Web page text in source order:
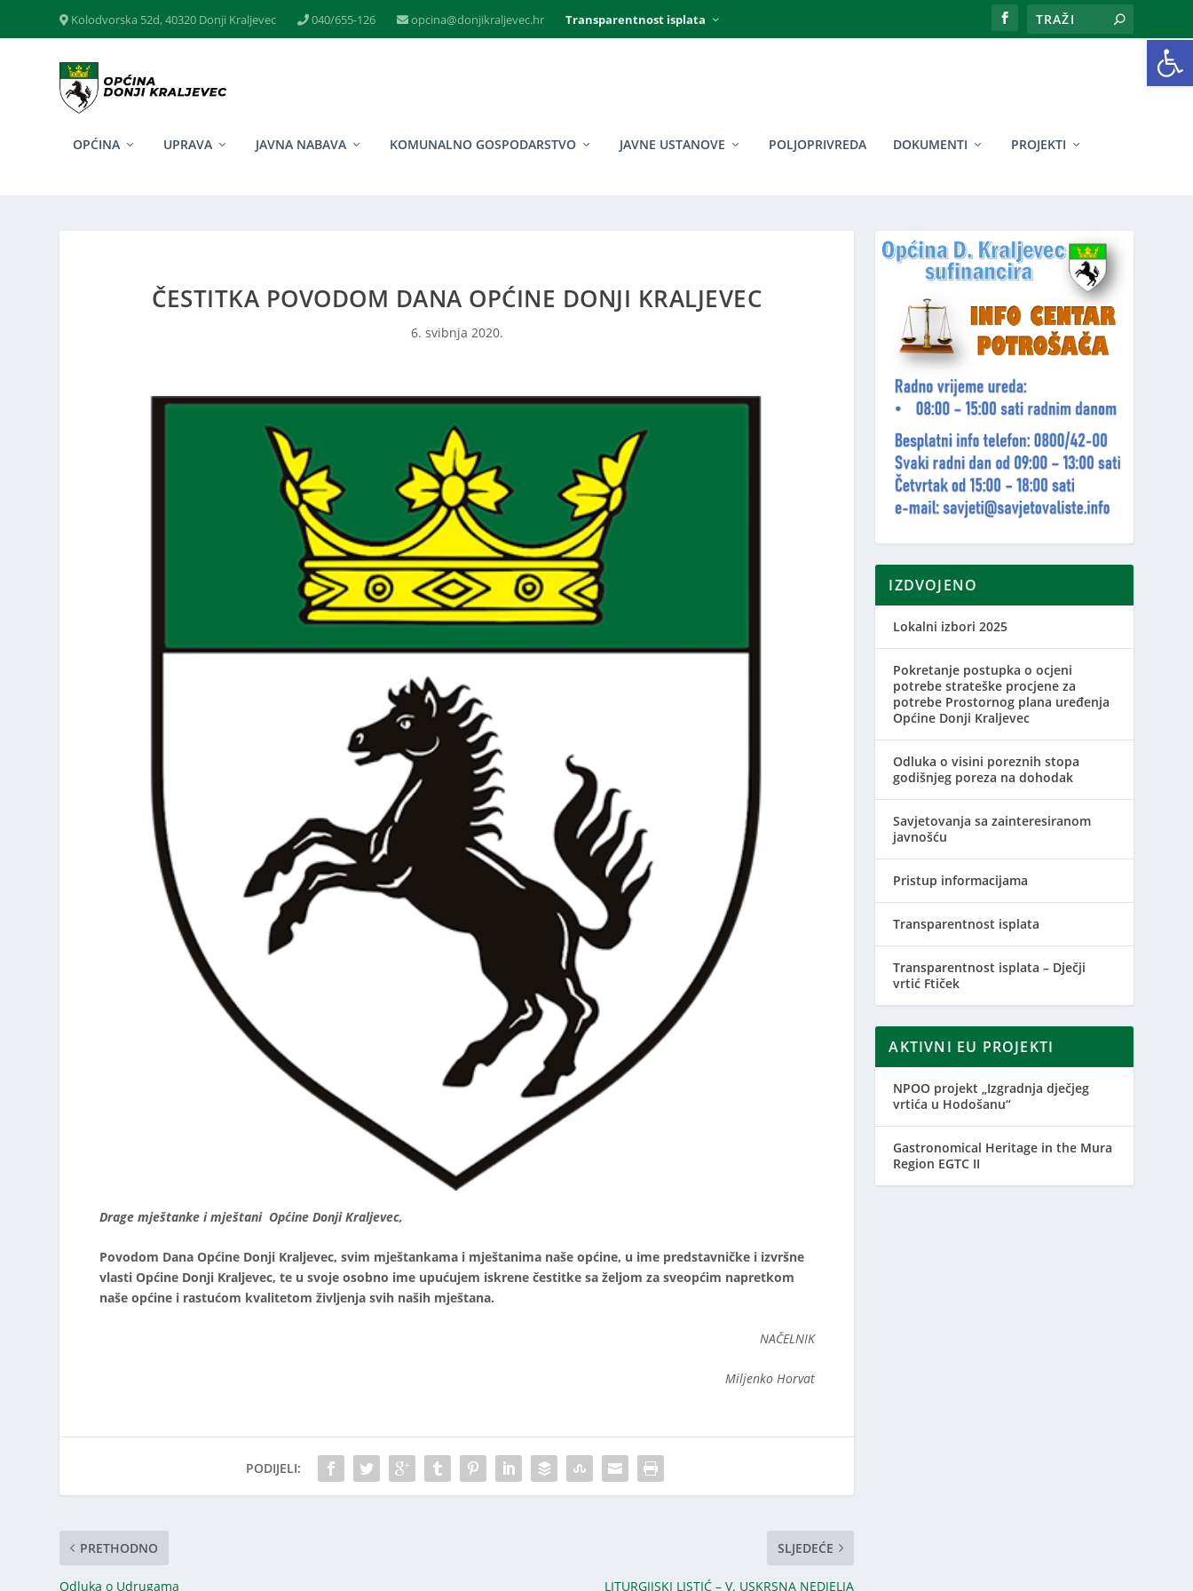
Open toolbar
Kolodvorska 52d, 40320 Donji Kraljevec 040/655-126 opcina@donjikraljevec.hr Transparentnost isplata
OPĆINA UPRAVA JAVNA NABAVA KOMUNALNO GOSPODARSTVO JAVNE USTANOVE POLJOPRIVREDA DOKUMENTI PROJEKTI
ČESTITKA POVODOM DANA OPĆINE DONJI KRALJEVEC
6. svibnja 2020.
Drage mještanke i mještani Općine Donji Kraljevec,
Povodom Dana Općine Donji Kraljevec, svim mještankama i mještanima naše općine, u ime predstavničke i izvršne
vlasti Općine Donji Kraljevec, te u svoje osobno ime upućujem iskrene čestitke sa željom za sveopćim napretkom
naše općine i rastućom kvalitetom življenja svih naših mještana.
NAČELNIK
Miljenko Horvat
PODIJELI:
PRETHODNO
Odluka o Udrugama
SLJEDEĆE
LITURGIJSKI LISTIĆ – V. USKRSNA NEDJELJA
IZDVOJENO
Lokalni izbori 2025
Pokretanje postupka o ocjeni
potrebe strateške procjene za
potrebe Prostornog plana uređenja
Općine Donji Kraljevec
Odluka o visini poreznih stopa
godišnjeg poreza na dohodak
Savjetovanja sa zainteresiranom
javnošću
Pristup informacijama
Transparentnost isplata
Transparentnost isplata – Dječji
vrtić Ftiček
AKTIVNI EU PROJEKTI
NPOO projekt „Izgradnja dječjeg
vrtića u Hodošanu“
Gastronomical Heritage in the Mura
Region EGTC II